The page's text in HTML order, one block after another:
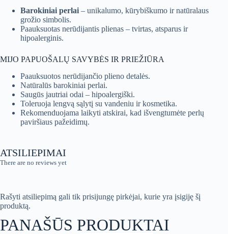
Barokiniai perlai – unikalumo, kūrybiškumo ir natūralaus
grožio simbolis.
Paauksuotas nerūdijantis plienas – tvirtas, atsparus ir
hipoalerginis.
MIJO PAPUOŠALŲ SAVYBĖS IR PRIEŽIŪRA
Paauksuotos nerūdijančio plieno detalės.
Natūralūs barokiniai perlai.
Saugūs jautriai odai – hipoalergiški.
Toleruoja lengvą sąlytį su vandeniu ir kosmetika.
Rekomenduojama laikyti atskirai, kad išvengtumėte perlų
paviršiaus pažeidimų.
ATSILIEPIMAI
There are no reviews yet
Rašyti atsiliepimą gali tik prisijungę pirkėjai, kurie yra įsigiję šį
produktą.
PANAŠŪS PRODUKTAI